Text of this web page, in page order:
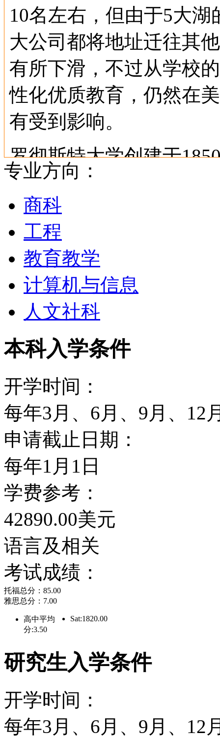
10名左右，但由于5大
大公司都将地址迁往其
有所下滑，不过从学校
性化优质教育，仍然在
有受到影响。
罗彻斯特大学创建于
该校位于纽约州西部安
国际知名的柯达(Kodak)
(Bauch & Lomb) 等公司
Rocheter因为早期盛产
为纽约洲第3大城市。目
重要世俗私立大学。罗
容和各种良好的科研、
求学发展的理想之地。
工程技术和应用学院、
院、人类发展学院、牙
等近十个学院，设有数
授予硕士、博士学位，
学系、政治学系、工程
有超强的教授阵容、最
有较强的教学和科研实
常强，美国顶尖F22战
自于这个学校的研究。
校园风光
罗彻斯特大学校园位于
尤其秋季景色如诗如画
专业方向：
商科
工程
教育教学
计算机与信息
人文社科
本科入学条件
开学时间：
每年3月、6月、9月、12
申请截止日期：
每年1月1日
学费参考：
42890.00美元
语言及相关
考试成绩：
托福总分：85.00
雅思总分：7.00
高中平均
分:3.50
Sat:1820.00
研究生入学条件
开学时间：
每年3月、6月、9月、12